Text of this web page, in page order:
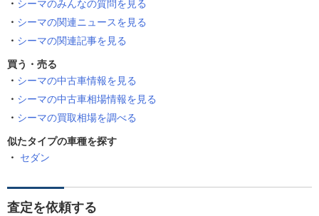
シーマのみんなの質問を見る
シーマの関連ニュースを見る
シーマの関連記事を見る
買う・売る
シーマの中古車情報を見る
シーマの中古車相場情報を見る
シーマの買取相場を調べる
似たタイプの車種を探す
セダン
査定を依頼する